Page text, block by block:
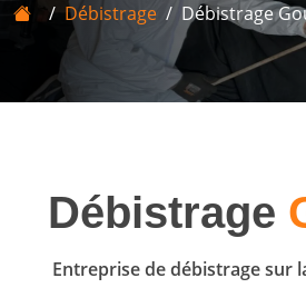
Débistrage Débistrage
Débistrage
Entreprise de débistrage sur